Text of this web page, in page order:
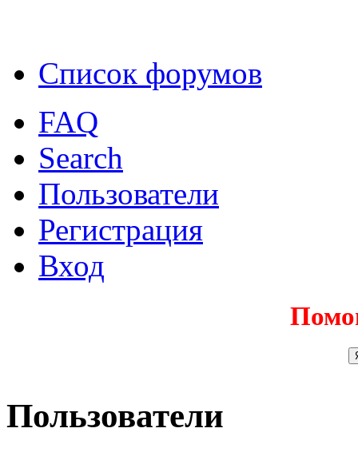
Список форумов
FAQ
Search
Пользователи
Регистрация
Вход
Пользователи